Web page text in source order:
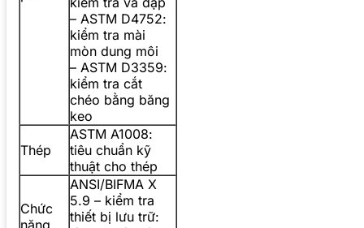
– ASTM D4752:
kiểm tra mài
mòn dung môi
– ASTM D3359:
kiểm tra cắt
chéo bằng băng
keo
Thép
ASTM A1008:
tiêu chuẩn kỹ
thuật cho thép
Chức
năng
ANSI/BIFMA X
5.9 – kiểm tra
thiết bị lưu trữ: